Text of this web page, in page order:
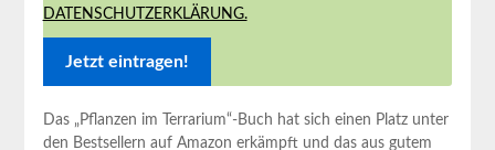
DATENSCHUTZERKLÄRUNG.
Das⁣ „Pflanzen im Terrarium“-Buch hat sich einen Platz unter
den⁢ Bestsellern auf Amazon erkämpft und das aus gutem